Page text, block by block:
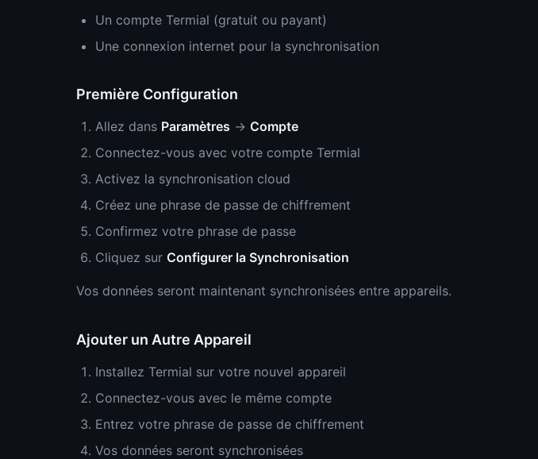
Un compte Termial (gratuit ou payant)
Une connexion internet pour la synchronisation
Première Configuration
Allez dans Paramètres → Compte
Connectez-vous avec votre compte Termial
Activez la synchronisation cloud
Créez une phrase de passe de chiffrement
Confirmez votre phrase de passe
Cliquez sur Configurer la Synchronisation
Vos données seront maintenant synchronisées entre appareils.
Ajouter un Autre Appareil
Installez Termial sur votre nouvel appareil
Connectez-vous avec le même compte
Entrez votre phrase de passe de chiffrement
Vos données seront synchronisées